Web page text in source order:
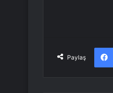
Paylaş